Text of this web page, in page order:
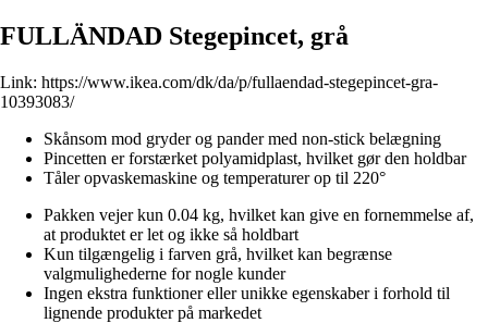
FULLÄNDAD Stegepincet, grå
Link: https://www.ikea.com/dk/da/p/fullaendad-stegepincet-gra-
10393083/
Skånsom mod gryder og pander med non-stick belægning
Pincetten er forstærket polyamidplast, hvilket gør den holdbar
Tåler opvaskemaskine og temperaturer op til 220°
Pakken vejer kun 0.04 kg, hvilket kan give en fornemmelse af,
at produktet er let og ikke så holdbart
Kun tilgængelig i farven grå, hvilket kan begrænse
valgmulighederne for nogle kunder
Ingen ekstra funktioner eller unikke egenskaber i forhold til
lignende produkter på markedet